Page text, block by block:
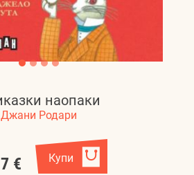
наопаки
Джани Родари
€ Купи